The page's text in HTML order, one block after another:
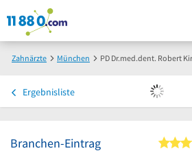
Zahnärzte München PD Dr.med.dent. Robert
Ergebnisliste
Branchen-Eintrag